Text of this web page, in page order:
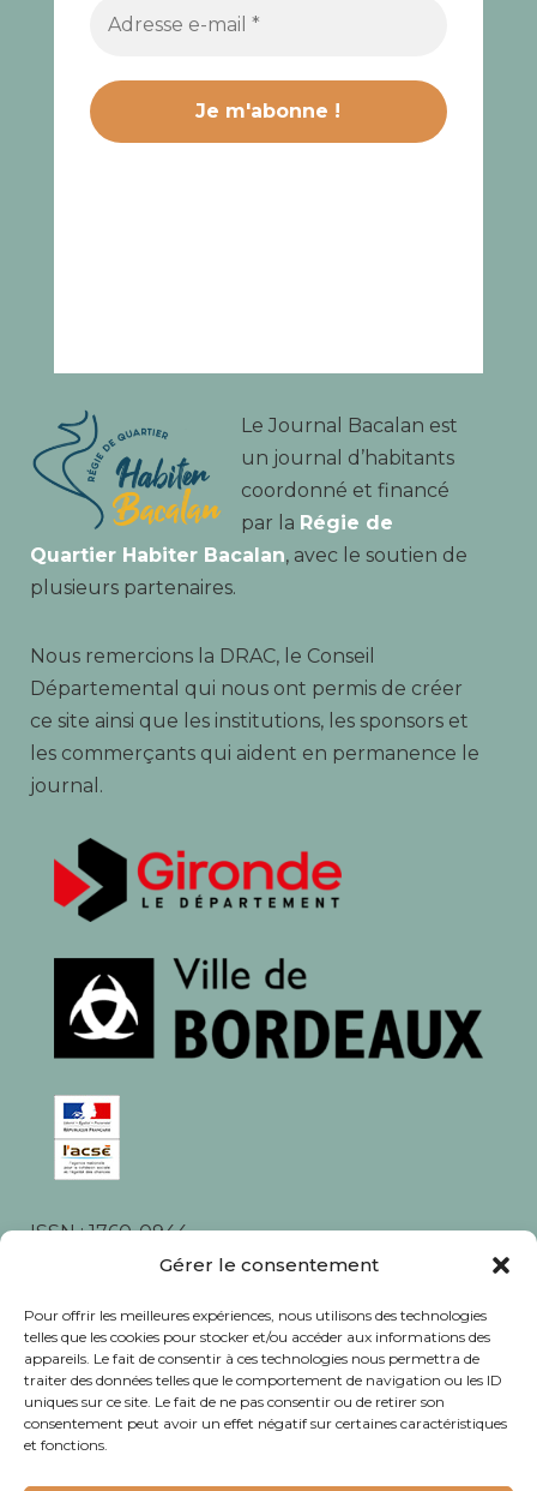
Gérer le consentement
Pour offrir les meilleures expériences, nous utilisons des technologies
telles que les cookies pour stocker et/ou accéder aux informations des
appareils. Le fait de consentir à ces technologies nous permettra de
traiter des données telles que le comportement de navigation ou les ID
uniques sur ce site. Le fait de ne pas consentir ou de retirer son
consentement peut avoir un effet négatif sur certaines caractéristiques
et fonctions.
Le Journal Bacalan est
un journal d’habitants
coordonné et financé
par la Régie de
Quartier Habiter Bacalan, avec le soutien de
plusieurs partenaires.
Nous remercions la DRAC, le Conseil
Départemental qui nous ont permis de créer
ce site ainsi que les institutions, les sponsors et
les commerçants qui aident en permanence le
journal.
ISSN : 1760-0944
Rédaction, photos et corrections : habitants et
© Journal Bacalan 2024 - Tous droits